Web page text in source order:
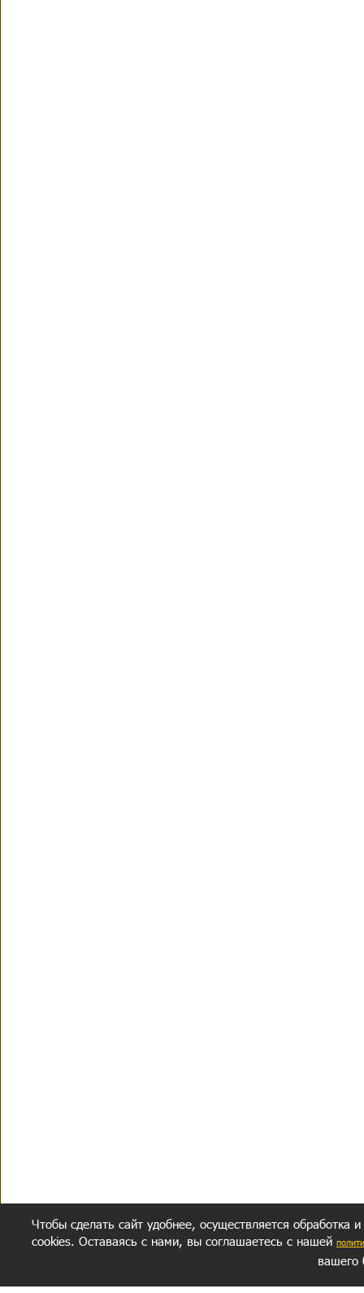
Чтобы сделать сайт удобнее, осуществляется обработка
cookies. Оставаясь с нами, вы соглашаетесь с нашей
вашего